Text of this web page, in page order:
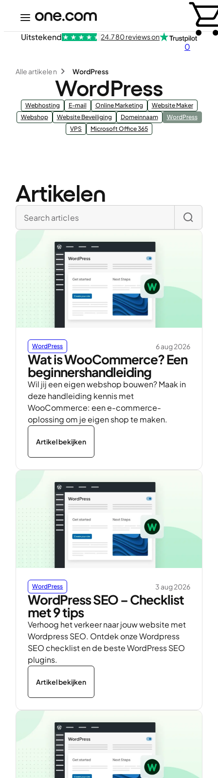
0
Uitstekend 24.780 reviews on
Alle artikelen WordPress
WordPress
Webhosting E-mail Online Marketing
Website Maker
Webshop
Website Beveiliging Domeinnaam
WordPress
VPS
Microsoft Office 365
Artikelen
WordPress 6 aug 2026
Wat is WooCommerce? Een
beginnershandleiding
Wil jij een eigen webshop bouwen? Maak in
deze handleiding kennis met
WooCommerce: een e-commerce-
oplossing om je eigen shop te maken.
Artikel bekijken
WordPress 3 aug 2026
WordPress SEO – Checklist
met 9 tips
Verhoog het verkeer naar jouw website met
Wordpress SEO. Ontdek onze Wordpress
SEO checklist en de beste WordPress SEO
plugins.
Artikel bekijken